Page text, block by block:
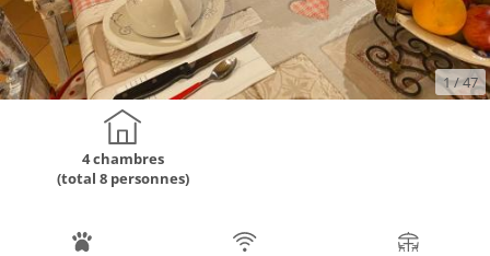
1/ 47
4 chambres
(total 8 personnes)